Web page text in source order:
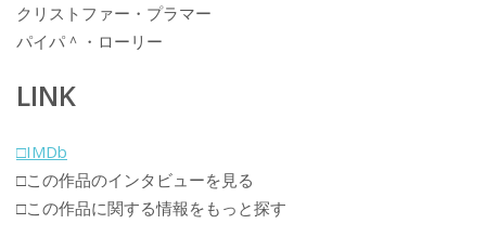
クリストファー・プラマー
パイパ＾・ローリー
LINK
□IMDb
□この作品のインタビューを見る
□この作品に関する情報をもっと探す